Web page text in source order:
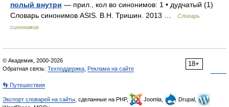
полый внутри — прил., кол во синонимов: 1 • дудчатый (1)
Словарь синонимов ASIS. В.Н. Тришин. 2013 …
Словарь
синонимов
18+
© Академик, 2000-2026
Обратная связь: Техподдержка Реклама на сайте
👣 Путешествия
Экспорт словарей на сайты , сделанные на PHP, Joomla,
Drupal,